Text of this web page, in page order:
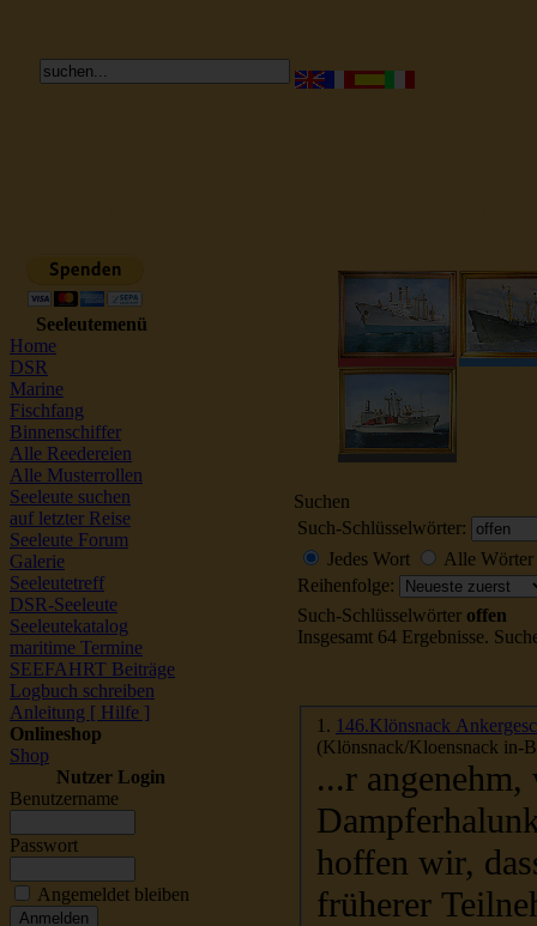
Seeleutemenü
Home
DSR
Marine
Fischfang
Binnenschiffer
Alle Reedereien
Alle Musterrollen
Seeleute suchen
auf letzter Reise
Seeleute Forum
Galerie
Seeleutetreff
DSR-Seeleute
Seeleutekatalog
maritime Termine
SEEFAHRT Beiträge
Logbuch schreiben
Anleitung [ Hilfe ]
Onlineshop
Shop
Nutzer Login
Benutzername
Passwort
Angemeldet bleiben
Suchen
Such-Schlüsselwörter:
Jedes Wort
Alle Wörter
Reihenfolge:
Such-Schlüsselwörter offen
Insgesamt 64 Ergebnisse.
1. 146.Klönsnack
(Klönsnack/Kloensnack in-
...r
hoffen wir,
früherer